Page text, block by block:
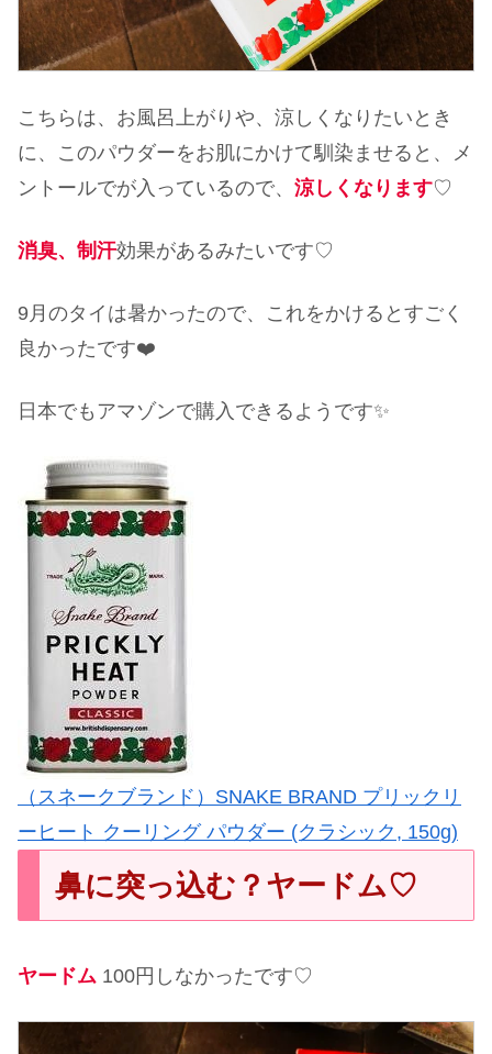
こちらは、お風呂上がりや、涼しくなりたいとき
に、このパウダーをお肌にかけて馴染ませると、メ
ントールでが入っているので、 涼しくなります♡
消臭、制汗効果があるみたいです♡
9月のタイは暑かったので、これをかけるとすごく
良かったです❤️
日本でもアマゾンで購入できるようです✨
（スネークブランド）SNAKE BRAND プリックリ
ーヒート クーリング パウダー (クラシック, 150g)
鼻に突っ込む？ヤードム♡
ヤードム 100円しなかったです♡